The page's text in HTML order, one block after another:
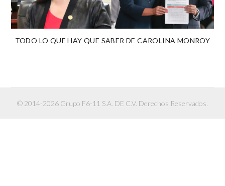
TODO LO QUE HAY QUE SABER DE CAROLINA MONROY
© 2014-2026 Grupo F6-11 S.A. DE C.V. Derechos Reservados.